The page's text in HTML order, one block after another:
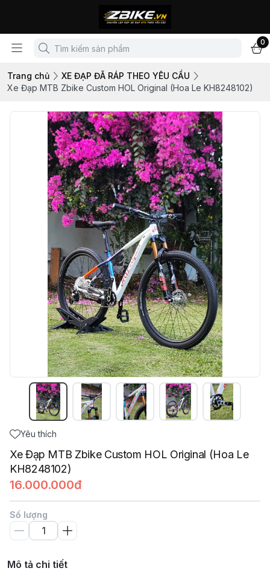
0
Trang chủ
XE ĐẠP ĐÃ RÁP THEO YÊU CẦU
Xe Đạp MTB Zbike Custom HOL Original (Hoa Le KH8248102)
Yêu thích
Xe Đạp MTB Zbike Custom HOL Original (Hoa Le
KH8248102)
16.000.000đ
Số lượng
Mô tả chi tiết